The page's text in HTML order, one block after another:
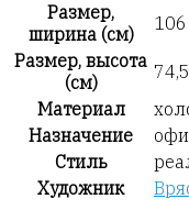
Размер,
ширина (см)
106
Размер, высота
(см)
74,5
Материал
Назначение
Стиль
Художник